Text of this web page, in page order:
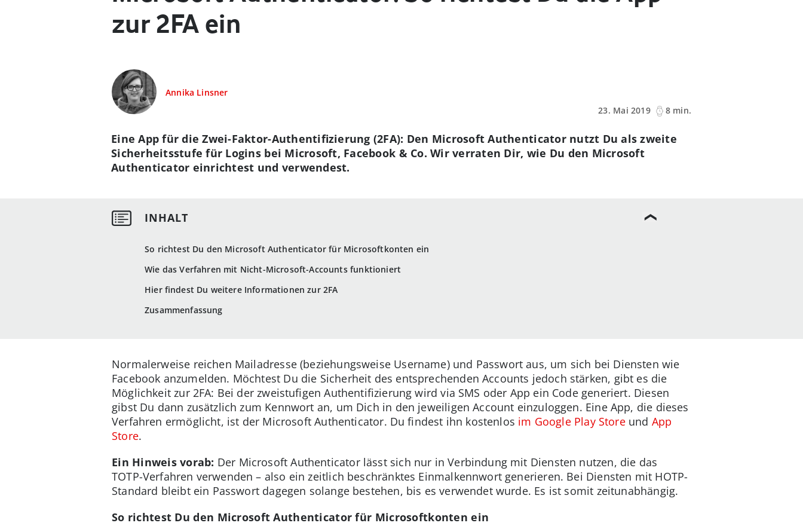
zur 2FA ein
Annika Linsner
23. Mai 2019
8 min.
So richtest Du den Microsoft Authenticator für Microsoftkonten ein
Wie das Verfahren mit Nicht-Microsoft-Accounts funktioniert
Hier findest Du weitere Informationen zur 2FA
Zusammenfassung
Eine App für die Zwei-Faktor-Authentifizierung (2FA): Den Microsoft Authenticator nutzt Du als zweite
Sicherheitsstufe für Logins bei Microsoft, Facebook & Co. Wir verraten Dir, wie Du den Microsoft
Authenticator einrichtest und verwendest.
Normalerweise reichen Mailadresse (beziehungsweise Username) und Passwort aus, um sich bei Diensten wie
Facebook anzumelden. Möchtest Du die Sicherheit des entsprechenden Accounts jedoch stärken, gibt es die
Möglichkeit zur 2FA: Bei der zweistufigen Authentifizierung wird via SMS oder App ein Code generiert. Diesen
gibst Du dann zusätzlich zum Kennwort an, um Dich in den jeweiligen Account einzuloggen. Eine App, die dieses
Verfahren ermöglicht, ist der Microsoft Authenticator. Du findest ihn kostenlos im Google Play Storeund App
Store.
Ein Hinweis vorab: Der Microsoft Authenticator lässt sich nur in Verbindung mit Diensten nutzen, die das
TOTP-Verfahren verwenden – also ein zeitlich beschränktes Einmalkennwort generieren. Bei Diensten mit HOTP-
Standard bleibt ein Passwort dagegen solange bestehen, bis es verwendet wurde. Es ist somit zeitunabhängig.
So richtest Du den Microsoft Authenticator für Microsoftkonten ein